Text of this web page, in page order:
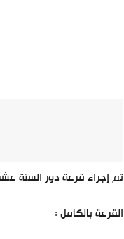
تم إجراء قرعة دور الستة عشر
القرعة بالكامل :